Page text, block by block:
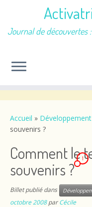
contenu
Journal de découvertes
Accueil » Développement
souvenirs ?
Comment le
souvenirs ?
1
Billet publié dans
octobre 2008 parCécile